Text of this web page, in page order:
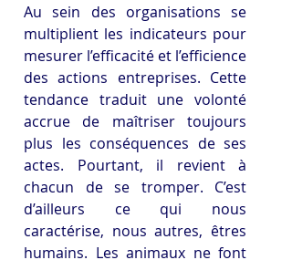
Au sein des organisations se
multiplient les indicateurs pour
mesurer l’efficacité et l’efficience
des actions entreprises. Cette
tendance traduit une volonté
accrue de maîtriser toujours
plus les conséquences de ses
actes. Pourtant, il revient à
chacun de se tromper. C’est
d’ailleurs ce qui nous
caractérise, nous autres, êtres
humains. Les animaux ne font